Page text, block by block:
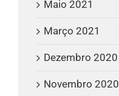
Maio 2021
Março 2021
Dezembro 2020
Novembro 2020